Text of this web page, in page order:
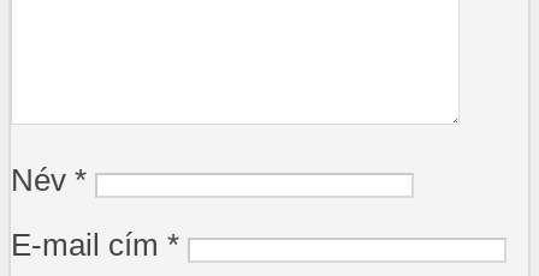
Név *
E-mail cím *